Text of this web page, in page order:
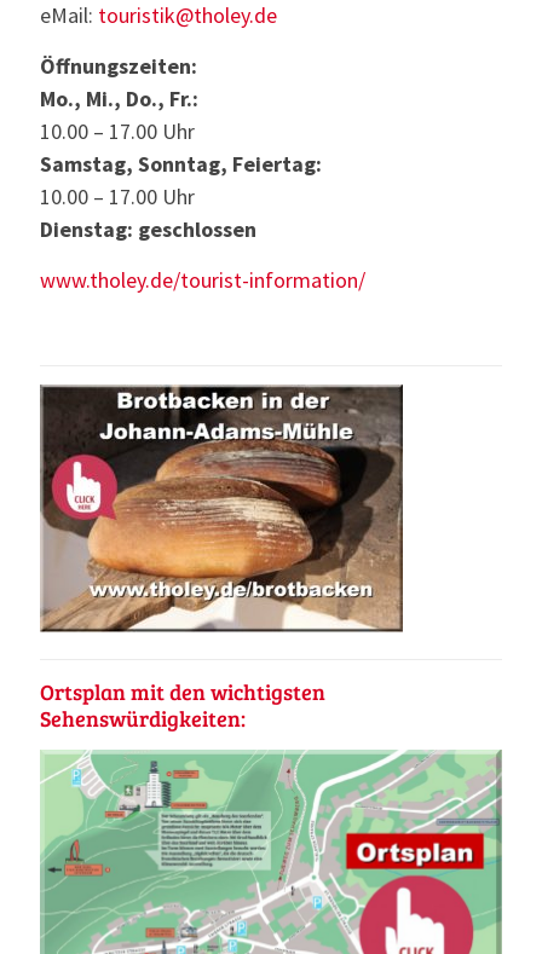
eMail: touristik@tholey.de
Öffnungszeiten:
Mo., Mi., Do., Fr.:
10.00 – 17.00 Uhr
Samstag, Sonntag, Feiertag:
10.00 – 17.00 Uhr
Dienstag: geschlossen
www.tholey.de/tourist-information/
Ortsplan mit den wichtigsten
Sehenswürdigkeiten: